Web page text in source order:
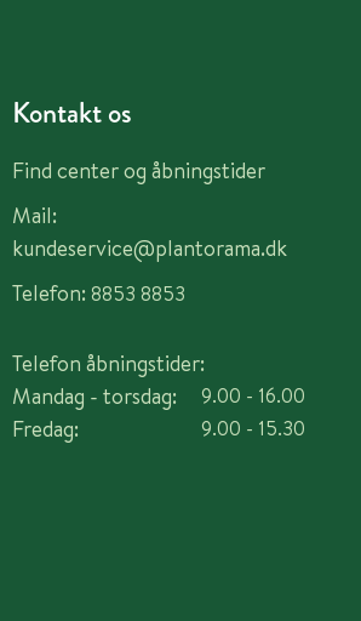
Kontakt os
Find center og åbningstider
Mail:
kundeservice@plantorama.dk
Telefon: 8853 8853
Telefon åbningstider:
Mandag - torsdag:
Fredag:
9.00 - 16.00
9.00 - 15.30